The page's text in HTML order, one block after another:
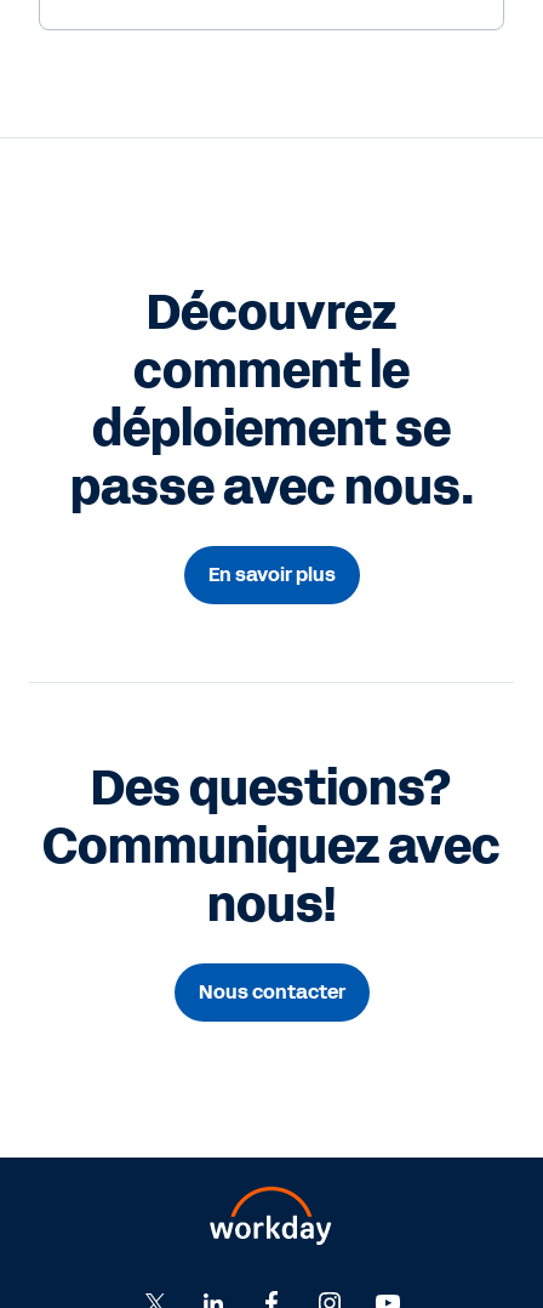
Découvrez
comment le
déploiement se
passe avec nous.
En savoir plus
Des questions?
Communiquez avec
nous!
Nous contacter